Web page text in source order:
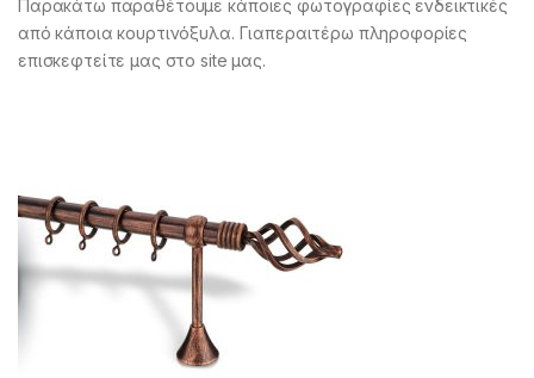
Παρακάτω παραθέτουμε κάποιες φωτογραφίες ενδεικτικές
από κάποια κουρτινόξυλα. Γιαπεραιτέρω πληροφορίες
επισκεφτείτε μας στο site μας.